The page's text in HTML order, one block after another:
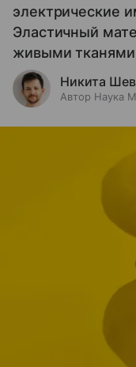
электрические
Эластичный
живыми тканями
Никита
Автор Наука